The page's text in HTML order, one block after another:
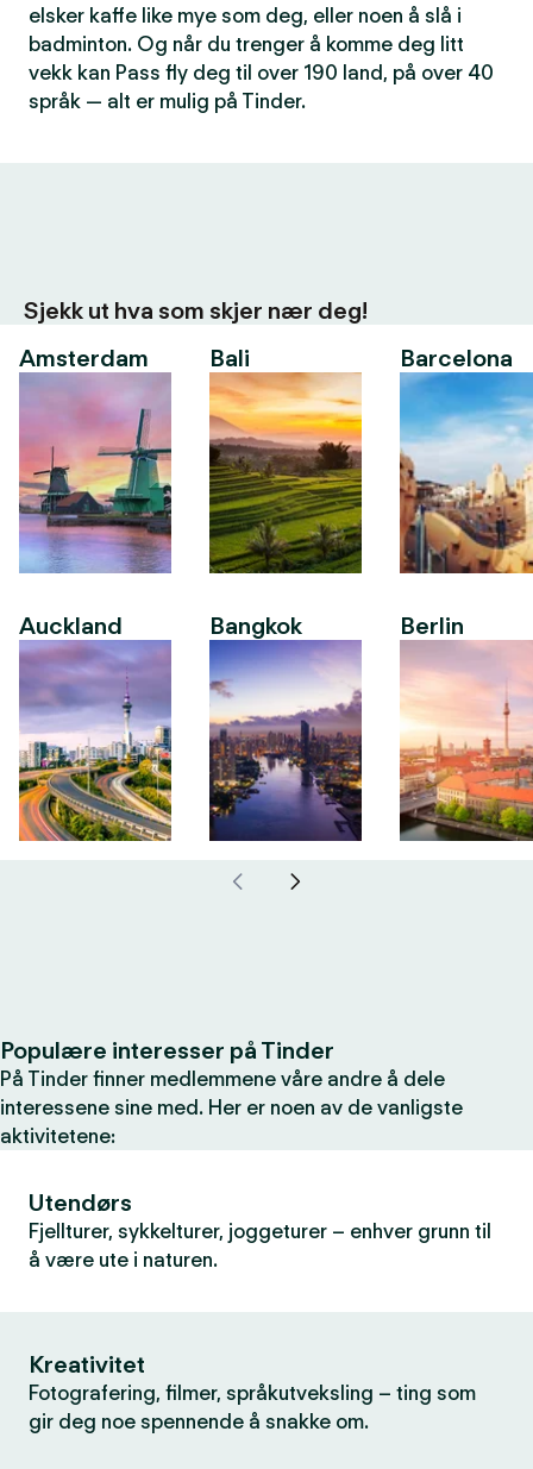
elsker kaffe like mye som deg, eller noen å slå i
badminton. Og når du trenger å komme deg litt
vekk kan Pass fly deg til over 190 land, på over 40
språk — alt er mulig på Tinder.
Sjekk ut hva som skjer nær deg!
Amsterdam
Auckland
Bali
Bangkok
Barcelona
Berlin
Populære interesser på Tinder
På Tinder finner medlemmene våre andre å dele
interessene sine med. Her er noen av de vanligste
aktivitetene:
Utendørs
Fjellturer, sykkelturer, joggeturer – enhver grunn til
å være ute i naturen.
Kreativitet
Fotografering, filmer, språkutveksling – ting som
gir deg noe spennende å snakke om.